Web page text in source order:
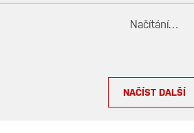
Načítání…
NAČÍST DALŠÍ